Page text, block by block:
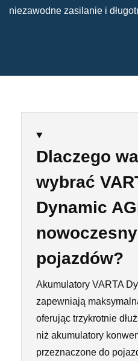
niezawodne zasilanie i
Dlaczego
wybrać
Dynamic
pojazdów?
Akumulatory VARTA
zapewniają
oferując trzykrotnie
niż akumulatory
przeznaczone do